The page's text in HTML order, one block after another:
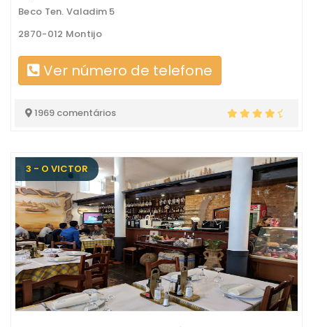
Beco Ten. Valadim 5
2870-012 Montijo
Ver número de telefone
1969 comentários
3 - O VICTOR